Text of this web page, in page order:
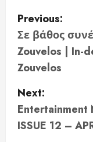
P
o
s
t
n
a
Previous:
Σε βάθος
Zouvelos | In-
Zouvelos
Next:
Entertainment
ISSUE 12 –